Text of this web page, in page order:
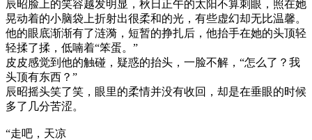
辰昭脸上的笑容越发明显，秋日正午的太阳不算刺眼，照在她
晃动着的小脑袋上折射出很柔和的光，有些虚幻却无比温馨。
他的眼底渐渐有了涟漪，短暂的挣扎后，他抬手在她的头顶轻
轻揉了揉，低喃着“笨蛋。”
皮皮感觉到他的触碰，疑惑的抬头，一脸不解，“怎么了？我
头顶有东西？”
辰昭摇头笑了笑，眼里的柔情并没有收回，却是在垂眼的时候
多了几分苦涩。
“走吧，天凉